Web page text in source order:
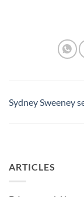
Sydney Sweeney
ARTICLES